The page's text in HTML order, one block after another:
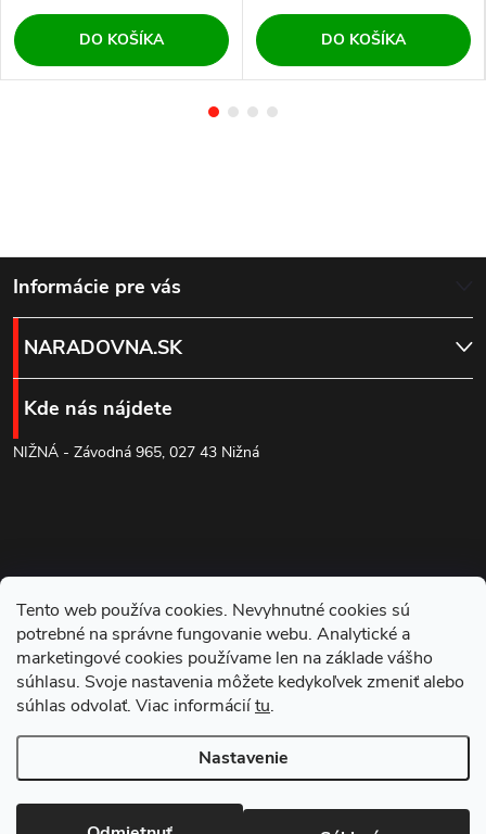
Tento web používa cookies. Nevyhnutné cookies sú
potrebné na správne fungovanie webu. Analytické a
marketingové cookies používame len na základe vášho
súhlasu. Svoje nastavenia môžete kedykoľvek zmeniť alebo
súhlas odvolať. Viac informáciítu.
Nastavenie
DO KOŠÍKA DO KOŠÍKA
Z
á
p
ä
e
Informácie pre vás
NARADOVNA.SK
Kde nás nájdete
NIŽNÁ - Závodná 965, 027 43 Nižná
Blog
NARADOVNA.SK. Všetky práva vyhradené.